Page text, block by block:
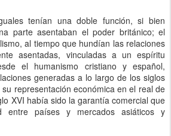
tenían una doble función, si bien
parte asentaban el poder británico; el
al tiempo que hundían las relaciones
asentadas, vinculadas a un espíritu
el humanismo cristiano y español,
generadas a lo largo de los siglos
representación económica en el real de
XVI había sido la garantía comercial que
entre países y mercados asiáticos y